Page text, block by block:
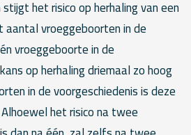
het risico op herhaling van een
vroeggeboorten in de
vroeggeboorte in de
op herhaling driemaal zo hoog
in de voorgeschiedenis is deze
het risico na twee